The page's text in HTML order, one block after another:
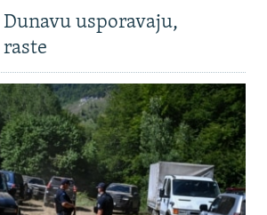
usporavaju,